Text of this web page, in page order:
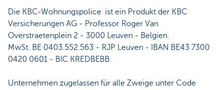
Die KBC-Wohnungspolice ist ein Produkt der KBC
Versicherungen AG - Professor Roger Van
Overstraetenplein 2 - 3000 Leuven - Belgien.
MwSt. BE 0403.552.563 - RJP Leuven - IBAN BE43 7300
0420 0601 - BIC KREDBEBB.
Unternehmen zugelassen für alle Zweige unter Code